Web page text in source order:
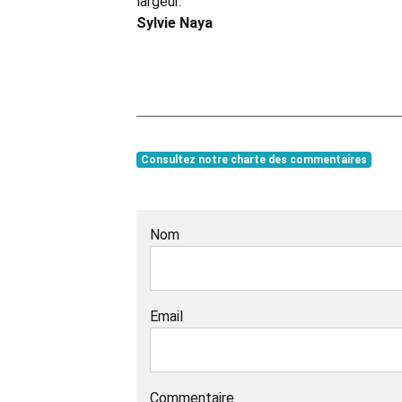
Sylvie Naya
Consultez notre charte des commentaires
Nom
Email
Commentaire